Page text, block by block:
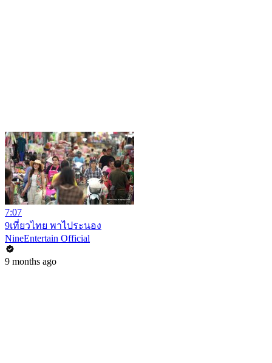
7:07
9เที่ยวไทย พาไประนอง
NineEntertain Official
9 months ago